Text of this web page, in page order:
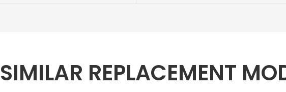
SIMILAR REPLACEMENT